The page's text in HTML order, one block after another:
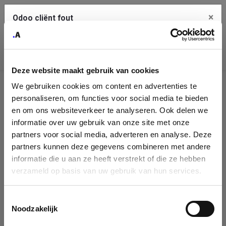
Deze website maakt gebruik van cookies
We gebruiken cookies om content en advertenties te
personaliseren, om functies voor social media te bieden
en om ons websiteverkeer te analyseren. Ook delen we
informatie over uw gebruik van onze site met onze
partners voor social media, adverteren en analyse. Deze
partners kunnen deze gegevens combineren met andere
informatie die u aan ze heeft verstrekt of die ze hebben
verzameld op basis van uw gebruik van hun services.
Noodzakelijk
Identificatie
onderneming
Please fill in your company details
You can search a company in our database by name, VAT or
enterprise ID. When a company is selected it will auto-complete the
form. If you don't find your company in our database, you can create
Odoo cliënt fout ×
klembord
Je dient de kopieer knop te gebruiken om de fout te melden
aan support.
Bekijk details